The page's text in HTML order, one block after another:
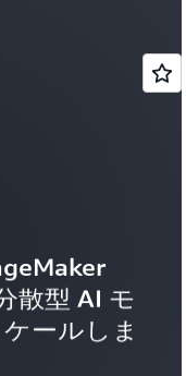
散型 AI モ
ールしま